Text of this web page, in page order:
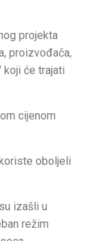
projekta
proizvođača,
koji će trajati
cijenom
oboljeli
izašli u
režim